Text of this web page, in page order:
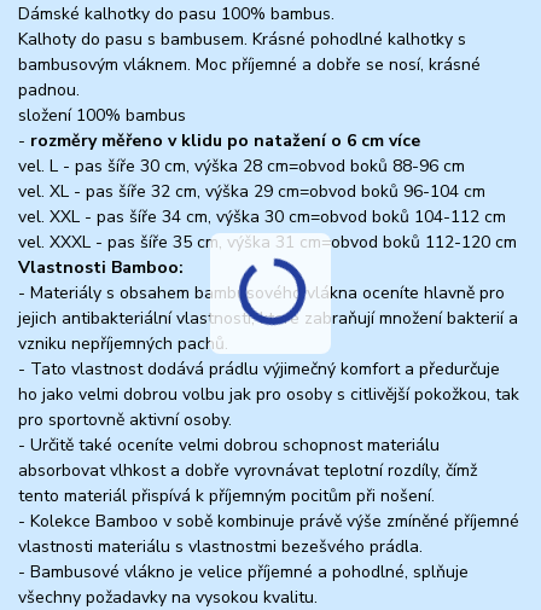
Dámské kalhotky do pasu 100% bambus.
Kalhoty do pasu s bambusem. Krásné pohodlné kalhotky s
bambusovým vláknem. Moc příjemné a dobře se nosí, krásné
padnou.
složení 100% bambus
- rozměry měřeno v klidu po natažení o 6 cm více
vel. L - pas šíře 30 cm, výška 28 cm=obvod boků 88-96 cm
vel. XL - pas šíře 32 cm, výška 29 cm=obvod boků 96-104 cm
vel. XXL - pas šíře 34 cm, výška 30 cm=obvod boků 104-112 cm
vel. XXXL - pas šíře 35 cm, výška 31 cm=obvod boků 112-120 cm
Vlastnosti Bamboo:
- Materiály s obsahem bambusového vlákna oceníte hlavně pro
jejich antibakteriální vlastnosti, které zabraňují množení bakterií a
vzniku nepříjemných pachů.
- Tato vlastnost dodává prádlu výjimečný komfort a předurčuje
ho jako velmi dobrou volbu jak pro osoby s citlivější pokožkou, tak
pro sportovně aktivní osoby.
- Určitě také oceníte velmi dobrou schopnost materiálu
absorbovat vlhkost a dobře vyrovnávat teplotní rozdíly, čímž
tento materiál přispívá k příjemným pocitům při nošení.
- Kolekce Bamboo v sobě kombinuje právě výše zmíněné příjemné
vlastnosti materiálu s vlastnostmi bezešvého prádla.
- Bambusové vlákno je velice příjemné a pohodlné, splňuje
všechny požadavky na vysokou kvalitu.